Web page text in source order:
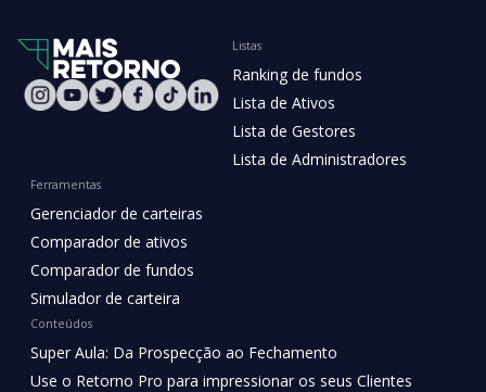
Listas
Ranking de fundos
Lista de Ativos
Lista de Gestores
Lista de Administradores
Ferramentas
Gerenciador de carteiras
Comparador de ativos
Comparador de fundos
Simulador de carteira
Conteúdos
Super Aula: Da Prospecção ao Fechamento
Use o Retorno Pro para impressionar os seus Clientes